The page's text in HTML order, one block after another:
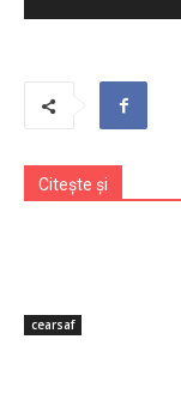
Citește și
cearsaf